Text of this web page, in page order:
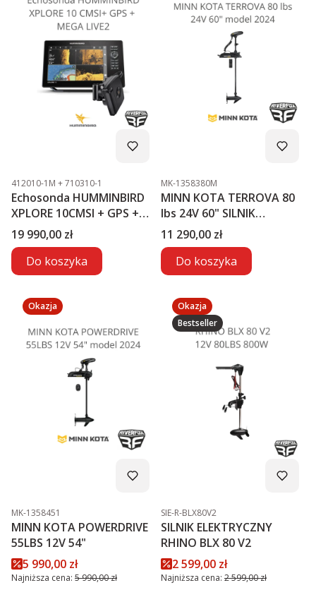
Kod produktu
412010-1M + 710310-1
Echosonda HUMMINBIRD
XPLORE 10CMSI + GPS +
MEGA LIVE2
Cena
19 990,00 zł
Do koszyka
Kod produktu
MK-1358380M
MINN KOTA TERROVA 80
lbs 24V 60" SILNIK
ELEKTRYCZNY
Cena
11 290,00 zł
Do koszyka
Okazja
Kod produktu
MK-1358451
MINN KOTA POWERDRIVE
55LBS 12V 54"
Cena promocyjna
5 990,00 zł
Najniższa cena: 5 990,00 zł
Okazja
Bestseller
Kod produktu
SIE-R-BLX80V2
SILNIK ELEKTRYCZNY
RHINO BLX 80 V2
Cena promocyjna
2 599,00 zł
Najniższa cena: 2 599,00 zł